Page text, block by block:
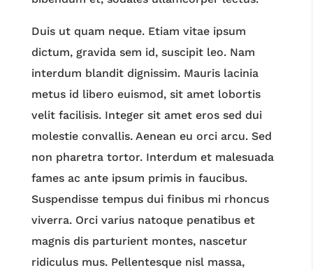
Duis ut quam neque. Etiam vitae ipsum
dictum, gravida sem id, suscipit leo. Nam
interdum blandit dignissim. Mauris lacinia
metus id libero euismod, sit amet lobortis
velit facilisis. Integer sit amet eros sed dui
molestie convallis. Aenean eu orci arcu. Sed
non pharetra tortor. Interdum et malesuada
fames ac ante ipsum primis in faucibus.
Suspendisse tempus dui finibus mi rhoncus
viverra. Orci varius natoque penatibus et
magnis dis parturient montes, nascetur
ridiculus mus. Pellentesque nisl massa,